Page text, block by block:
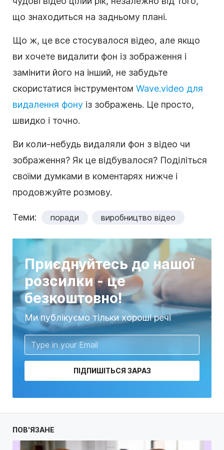
що знаходиться на задньому плані.
Що ж, це все стосувалося відео, але якщо
ви хочете видалити фон із зображення і
замінити його на інший, не забудьте
скористатися інструментом Wave.video для
видалення фону із зображень. Це просто,
швидко і точно.
Ви коли-небудь видаляли фон з відео чи
зображення? Як це відбувалося? Поділіться
своїми думками в коментарях нижче і
продовжуйте розмову.
Теми: поради виробництво відео
Приєднуйтесь до нашої
розсилки - це
безкоштовно!
Ми публікуємо тільки хороші речі
ПІДПИШІТЬСЯ ЗАРАЗ
ПОВ'ЯЗАНЕ